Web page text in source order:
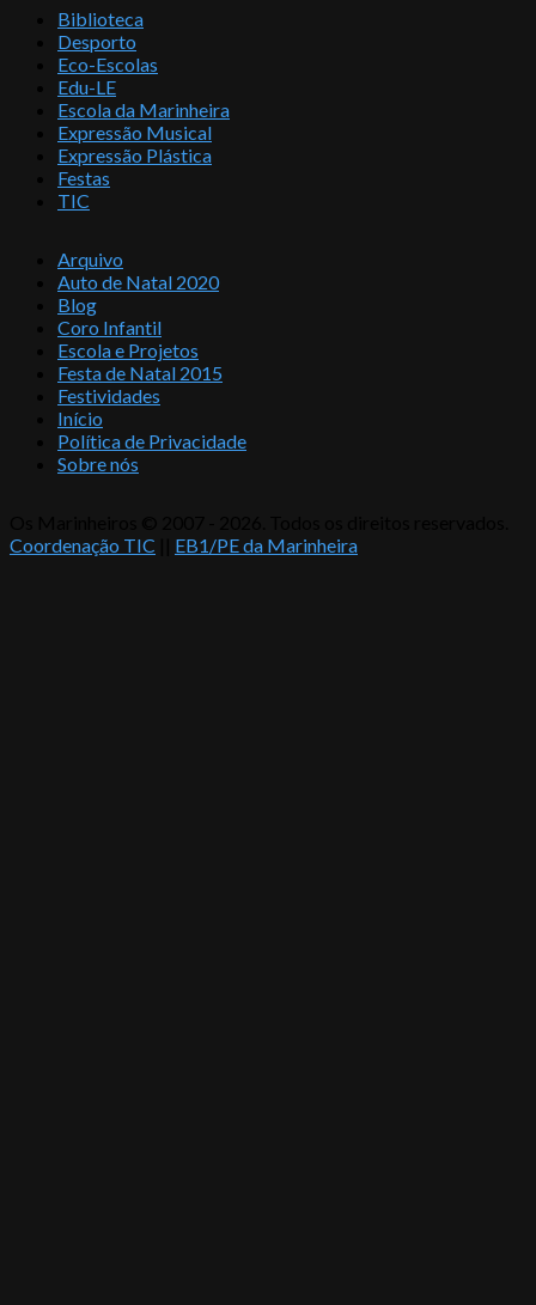
Biblioteca
Desporto
Eco-Escolas
Edu-LE
Escola da Marinheira
Expressão Musical
Expressão Plástica
Festas
TIC
Arquivo
Auto de Natal 2020
Blog
Coro Infantil
Escola e Projetos
Festa de Natal 2015
Festividades
Início
Política de Privacidade
Sobre nós
Coordenação TIC
EB1/PE da Marinheira